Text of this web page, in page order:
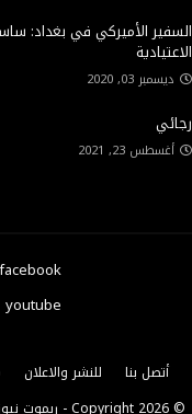
السفير الأميركي في بغداد:
الاعتيادية
ديسمبر 03, 2020
رجائي
أغسطس 23, 2021
facebook
youtube
أتصل بنا للنشر والاعلان
© Copyright
2026 - ريموت